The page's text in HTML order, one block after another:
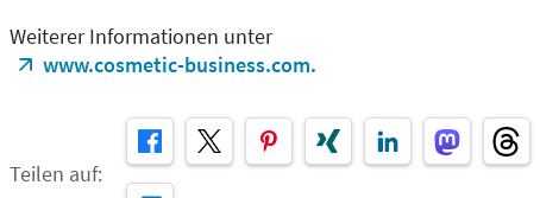
Weiterer Informationen unter
www.cosmetic-business.com.
Teilen auf: